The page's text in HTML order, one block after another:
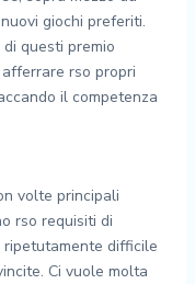
giochi preferiti.
questi premio
rso propri
il competenza
volte principali
rso requisiti di
ripetutamente difficile
Ci vuole molta